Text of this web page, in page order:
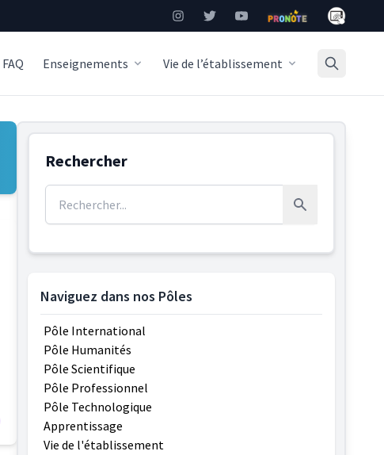
InstagramTwitterYouTubePronote Mon
FAQ Enseignements Vie de l’établissement
Rechercher
Rechercher
Naviguez dans nos Pôles
Pôle International
Pôle Humanités
Pôle Scientifique
Pôle Professionnel
Pôle Technologique
Apprentissage
Vie de l'établissement